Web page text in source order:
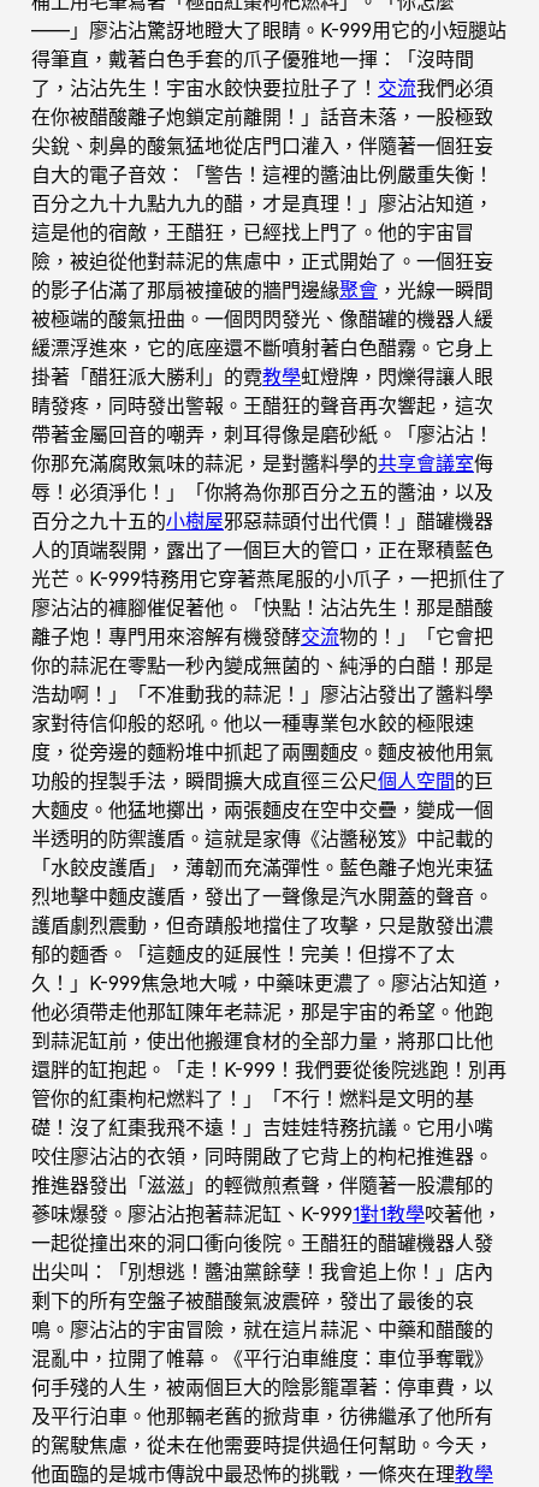
——」廖沾沾驚訝地瞪大了眼睛。K-999用它的小短腿站
得筆直，戴著白色手套的爪子優雅地一揮：「沒時間
了，沾沾先生！宇宙水餃快要拉肚子了！ 交流我們必須
在你被醋酸離子炮鎖定前離開！」話音未落，一股極致
尖銳、刺鼻的酸氣猛地從店門口灌入，伴隨著一個狂妄
自大的電子音效：「警告！這裡的醬油比例嚴重失衡！
百分之九十九點九九的醋，才是真理！」廖沾沾知道，
這是他的宿敵，王醋狂，已經找上門了。他的宇宙冒
險，被迫從他對蒜泥的焦慮中，正式開始了。一個狂妄
的影子佔滿了那扇被撞破的牆門邊緣聚會 ，光線一瞬間
被極端的酸氣扭曲。一個閃閃發光、像醋罐的機器人緩
緩漂浮進來，它的底座還不斷噴射著白色醋霧。它身上
掛著「醋狂派大勝利」的霓教學虹燈牌，閃爍得讓人眼
睛發疼，同時發出警報。王醋狂的聲音再次響起，這次
帶著金屬回音的嘲弄，刺耳得像是磨砂紙。「廖沾沾！
你那充滿腐敗氣味的蒜泥，是對醬料學的共享會議室侮
辱！必須淨化！」「你將為你那百分之五的醬油，以及
百分之九十五的小樹屋邪惡蒜頭付出代價！」醋罐機器
人的頂端裂開，露出了一個巨大的管口，正在聚積藍色
光芒。K-999特務用它穿著燕尾服的小爪子，一把抓住了
廖沾沾的褲腳催促著他。「快點！沾沾先生！那是醋酸
離子炮！專門用來溶解有機發酵交流物的！」「它會把
你的蒜泥在零點一秒內變成無菌的、純淨的白醋！那是
浩劫啊！」「不准動我的蒜泥！」廖沾沾發出了醬料學
家對待信仰般的怒吼。他以一種專業包水餃的極限速
度，從旁邊的麵粉堆中抓起了兩團麵皮。麵皮被他用氣
功般的捏製手法，瞬間擴大成直徑三公尺個人空間的巨
大麵皮。他猛地擲出，兩張麵皮在空中交疊，變成一個
半透明的防禦護盾。這就是家傳《沾醬秘笈》中記載的
「水餃皮護盾」，薄韌而充滿彈性。藍色離子炮光束猛
烈地擊中麵皮護盾，發出了一聲像是汽水開蓋的聲音。
護盾劇烈震動，但奇蹟般地擋住了攻擊，只是散發出濃
郁的麵香。「這麵皮的延展性！完美！但撐不了太
久！」K-999焦急地大喊，中藥味更濃了。廖沾沾知道，
他必須帶走他那缸陳年老蒜泥，那是宇宙的希望。他跑
到蒜泥缸前，使出他搬運食材的全部力量，將那口比他
還胖的缸抱起。「走！K-999！我們要從後院逃跑！別再
管你的紅棗枸杞燃料了！」「不行！燃料是文明的基
礎！沒了紅棗我飛不遠！」吉娃娃特務抗議。它用小嘴
咬住廖沾沾的衣領，同時開啟了它背上的枸杞推進器。
推進器發出「滋滋」的輕微煎煮聲，伴隨著一股濃郁的
蔘味爆發。廖沾沾抱著蒜泥缸、K-9991對1教學咬著他，
一起從撞出來的洞口衝向後院。王醋狂的醋罐機器人發
出尖叫：「別想逃！醬油黨餘孽！我會追上你！」店內
剩下的所有空盤子被醋酸氣波震碎，發出了最後的哀
鳴。廖沾沾的宇宙冒險，就在這片蒜泥、中藥和醋酸的
混亂中，拉開了帷幕。《平行泊車維度：車位爭奪戰》
何手殘的人生，被兩個巨大的陰影籠罩著：停車費，以
及平行泊車。他那輛老舊的掀背車，彷彿繼承了他所有
的駕駛焦慮，從未在他需要時提供過任何幫助。今天，
他面臨的是城市傳說中最恐怖的挑戰，一條夾在理教學